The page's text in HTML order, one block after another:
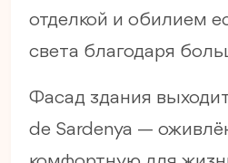
отделкой и обилием
света благодаря
Фасад здания
de Sardenya —